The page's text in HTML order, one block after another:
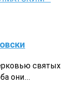
святых
они...